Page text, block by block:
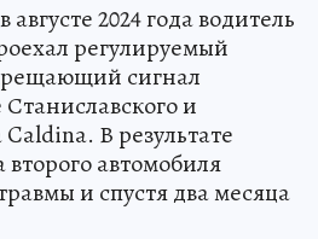
2024 года водитель
регулируемый
сигнал
и
В результате
автомобиля
и спустя два месяца